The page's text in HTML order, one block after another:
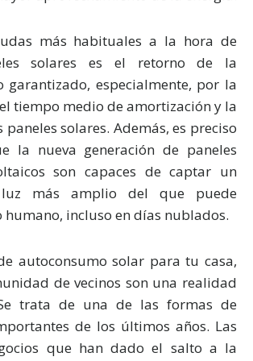
más habituales a la hora de
solares es el retorno de la
garantizado, especialmente, por la
tiempo medio de amortización y la
solares. Además, es preciso
la nueva generación de paneles
son capaces de captar un
más amplio del que puede
humano, incluso en días nublados.
autoconsumo solar para tu casa,
de vecinos son una realidad
trata de una de las formas de
de los últimos años. Las
que han dado el salto a la